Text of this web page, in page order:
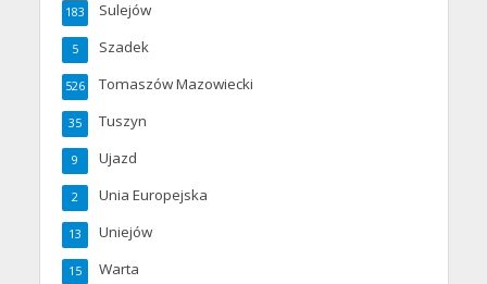
Sulejów
183
Szadek
5
Tomaszów Mazowiecki
526
Tuszyn
35
Ujazd
9
Unia Europejska
2
Uniejów
13
Warta
15